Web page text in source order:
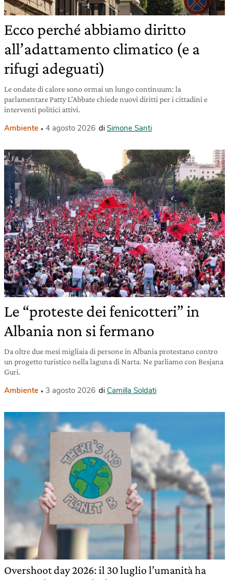
Ecco perché abbiamo diritto
all’adattamento climatico (e a
rifugi adeguati)
Le ondate di calore sono ormai un lungo continuum: la
parlamentare Patty L’Abbate chiede nuovi diritti per i cittadini e
interventi politici attivi.
Ambiente 4 agosto 2026 di Simone Santi
Le “proteste dei fenicotteri” in
Albania non si fermano
Da oltre due mesi migliaia di persone in Albania protestano contro
un progetto turistico nella laguna di Narta. Ne parliamo con Besjana
Guri.
Ambiente 3 agosto 2026 di Camilla Soldati
Overshoot day 2026: il 30 luglio l’umanità ha